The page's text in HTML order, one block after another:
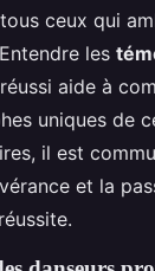
ceux qui
les
aide à
uniques de
il est
et la